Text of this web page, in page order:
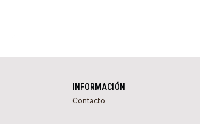
INFORMACIÓN
Contacto